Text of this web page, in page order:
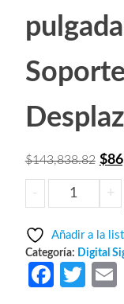
$143,838.82 El
$
-
ZKTECO
IWB86BPAQ
Paquete
de
Pantalla
+
Añadir a la
Categoría: Digital
Fa
T